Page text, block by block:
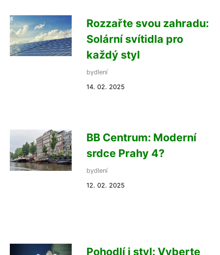
Rozzařte svou zahradu:
Solární svítidla pro
každý styl
bydlení
14. 02. 2025
BB Centrum: Moderní
srdce Prahy 4?
bydlení
12. 02. 2025
Pohodlí i styl: Vyberte